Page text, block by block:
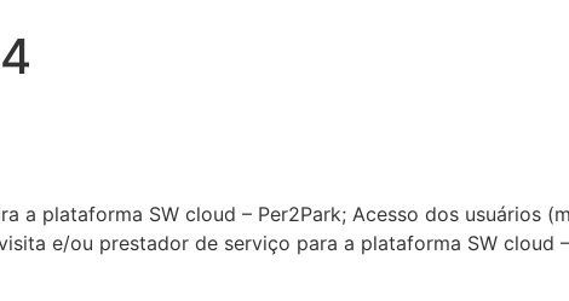
a plataforma SW cloud – Per2Park; Acesso dos usuários
e/ou prestador de serviço para a plataforma SW cloud